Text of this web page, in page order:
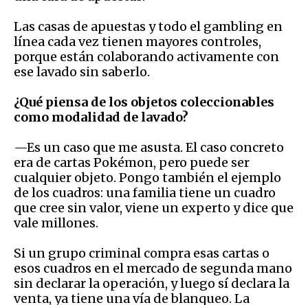
Las casas de apuestas y todo el gambling en
línea cada vez tienen mayores controles,
porque están colaborando activamente con
ese lavado sin saberlo.
¿Qué piensa de los objetos coleccionables
como modalidad de lavado?
—Es un caso que me asusta. El caso concreto
era de cartas Pokémon, pero puede ser
cualquier objeto. Pongo también el ejemplo
de los cuadros: una familia tiene un cuadro
que cree sin valor, viene un experto y dice que
vale millones.
Si un grupo criminal compra esas cartas o
esos cuadros en el mercado de segunda mano
sin declarar la operación, y luego sí declara la
venta, ya tiene una vía de blanqueo. La